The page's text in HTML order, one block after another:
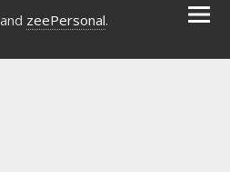
and zeePersonal.